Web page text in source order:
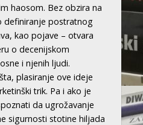
haosom. Bez obzira na
definiranje postratnog
kao pojave – otvara
o decenijskom
i njenih ljudi.
plasiranje ove ideje
trik. Pa i ako je
da ugrožavanje
sigurnosti stotine hiljada